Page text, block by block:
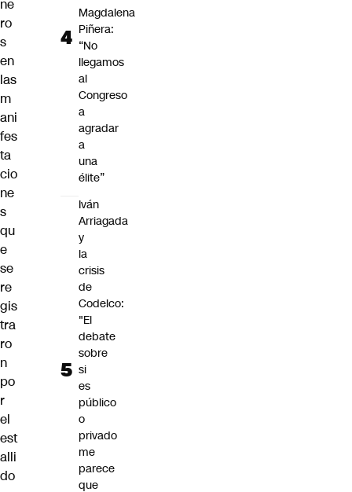
ne
ro
s
en
las
m
ani
fes
ta
cio
ne
s
qu
e
se
re
gis
tra
ro
n
po
r
el
est
alli
do
Magdalena
Piñera:
“No
llegamos
al
Congreso
a
agradar
a
una
élite”
Iván
Arriagada
y
la
crisis
de
Codelco:
"El
debate
sobre
si
es
público
o
privado
me
parece
que